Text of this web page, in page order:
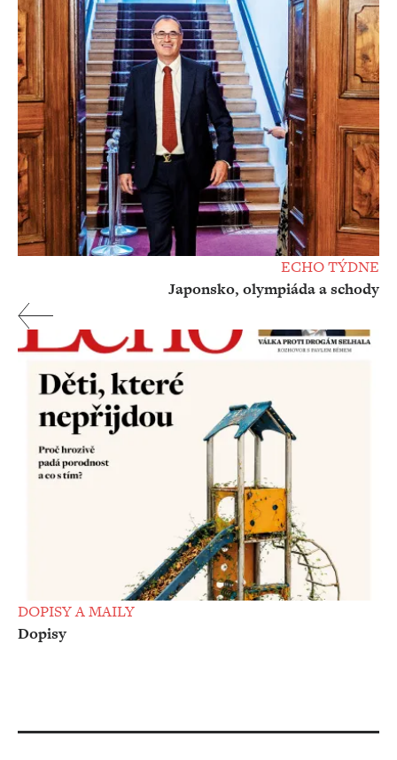
ECHO TÝDNE
Japonsko, olympiáda a schody
DOPISY A MAILY
Dopisy